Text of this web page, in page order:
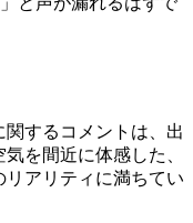
するコメントは、出
を間近に体感した、
アリティに満ちてい